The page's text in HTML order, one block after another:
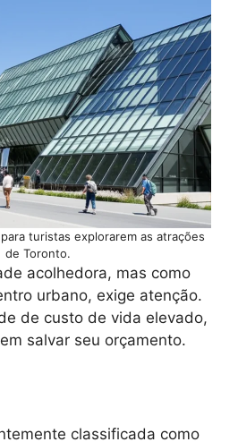
turistas explorarem as atrações
de Toronto.
acolhedora, mas como
urbano, exige atenção.
de custo de vida elevado,
salvar seu orçamento.
classificada como